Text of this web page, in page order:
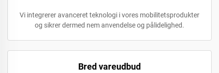
Vi integrerer avanceret teknologi i vores mobilitetsprodukter
og sikrer dermed nem anvendelse og pålidelighed.
Bred vareudbud